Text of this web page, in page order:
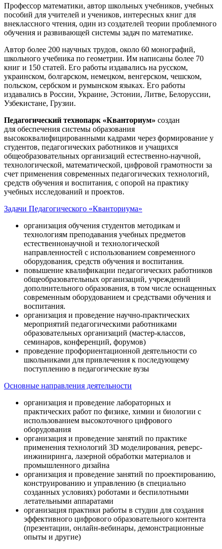
Профессор математики, автор школьных учебников, учебных
пособий для учителей и учеников, интересных книг для
внеклассного чтения, один из создателей теории проблемного
обучения и развивающей системы задач по математике.
Автор более 200 научных трудов, около 60 монографий,
школьного учебника по геометрии. Им написаны более 70
книг и 150 статей. Его работы издавались на русском,
украинском, болгарском, немецком, венгерском, чешском,
польском, сербском и румынском языках. Его работы
издавались в России, Украине, Эстонии, Литве, Белоруссии,
Узбекистане, Грузии.
Педагогический технопарк «Кванториум» создан
для обеспечения системы образования
высококвалифицированными кадрами через формирование у
студентов, педагогических работников и учащихся
общеобразовательных организаций естественно-научной,
технологической, математической, цифровой грамотности за
счет применения современных педагогических технологий,
средств обучения и воспитания, с опорой на практику
учебных исследований и проектов.
Задачи Педагогического «Кванториума»
организация обучения студентов методикам и
технологиям преподавания учебных предметов
естественнонаучной и технологической
направленностей с использованием современного
оборудования, средств обучения и воспитания.
повышение квалификации педагогических работников
общеобразовательных организаций, учреждений
дополнительного образования, в том числе оснащенных
современным оборудованием и средствами обучения и
воспитания.
организация и проведение научно-практических
мероприятий педагогическими работниками
образовательных организаций (мастер-классов,
семинаров, конференций, форумов)
проведение профориентационной деятельности со
школьниками для привлечения к последующему
поступлению в педагогические вузы
Основные направления деятельности
организация и проведение лабораторных и
практических работ по физике, химии и биологии с
использованием высокоточного цифрового
оборудования
организация и проведение занятий по практике
применения технологий 3D моделирования, реверс-
инжиниринга, лазерной обработки материалов и
промышленного дизайна
организация и проведение занятий по проектированию,
конструированию и управлению (в специально
созданных условиях) роботами и беспилотными
летательными аппаратами
организация практики работы в студии для создания
эффективного цифрового образовательного контента
(презентации, онлайн-вебинары, демонстрационные
опыты и другие)